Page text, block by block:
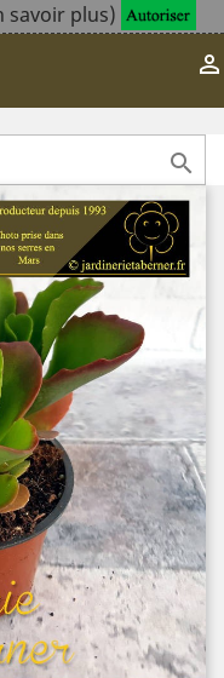
savoir plus)

